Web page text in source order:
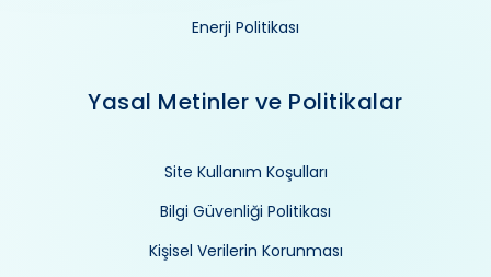
Enerji Politikası
Yasal Metinler ve Politikalar
Site Kullanım Koşulları
Bilgi Güvenliği Politikası
Kişisel Verilerin Korunması